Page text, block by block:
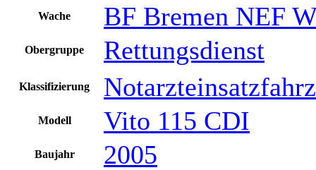
Wache BF Bremen NEF
Obergruppe Rettungsdienst
Klassifizierung
Modell Vito 115 CDI
Baujahr 2005